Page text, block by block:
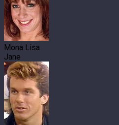
Mona Lisa
Jane